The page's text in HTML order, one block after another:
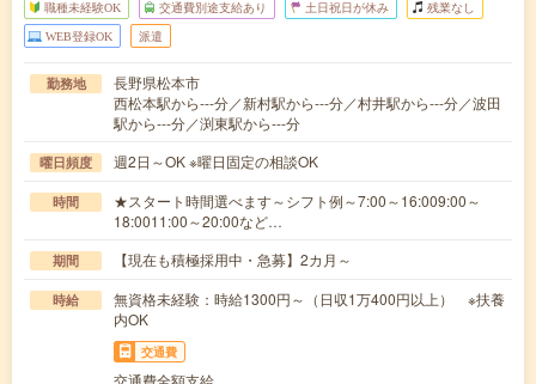
職種未経験OK 交通費別途支給あり 土日祝日が休み 残業なし
WEB登録OK 派遣
勤務地
長野県松本市
西松本駅から---分／新村駅から---分／村井駅から---分／波田
駅から---分／渕東駅から---分
曜日頻度 週2日～OK ※曜日固定の相談OK
時間
★スタート時間選べます～シフト例～7:00～16:009:00～
18:0011:00～20:00など…
期間 【現在も積極採用中・急募】2カ月～
時給
無資格未経験：時給1300円～（日収1万400円以上） ※扶養
内OK
交通費
交通費全額支給